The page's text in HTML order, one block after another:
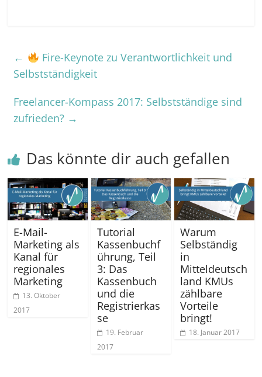
←
Fire-Keynote zu Verantwortlichkeit und
Selbstständigkeit
Freelancer-Kompass 2017: Selbstständige sind
zufrieden? →
Das könnte dir auch gefallen
E-Mail-
Marketing als
Kanal für
regionales
Marketing
13. Oktober
2017
Tutorial
Kassenbuchf
ührung, Teil
3: Das
Kassenbuch
und die
Registrierkas
se
19. Februar
2017
Warum
Selbständig
in
Mitteldeutsch
land KMUs
zählbare
Vorteile
bringt!
18. Januar 2017